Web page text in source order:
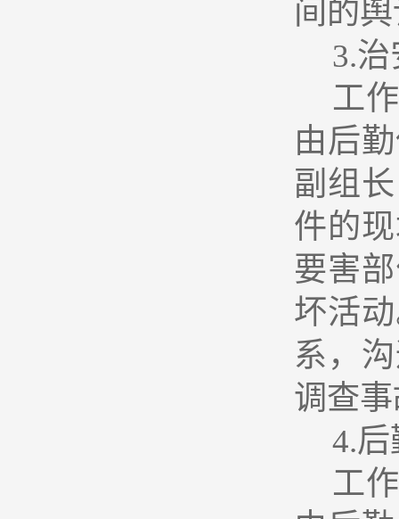
间的
3.治
工
由后
副组
件的
要害
坏活
系，
调查
4.后
工